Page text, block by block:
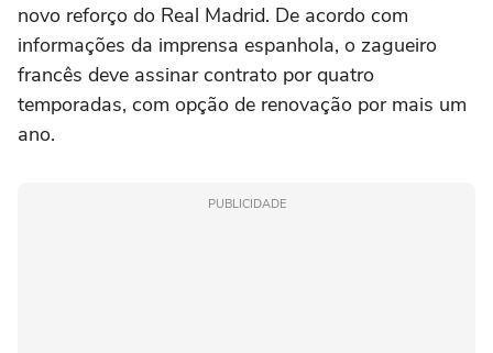
novo reforço do Real Madrid. De acordo com
informações da imprensa espanhola, o zagueiro
francês deve assinar contrato por quatro
temporadas, com opção de renovação por mais um
ano.
PUBLICIDADE